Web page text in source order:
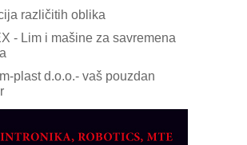
različitih oblika
- Lim i mašine za savremena
plast d.o.o.- vaš pouzdan